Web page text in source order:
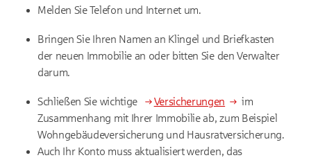
Melden Sie Telefon und Internet um.
Bringen Sie Ihren Namen an Klingel und Briefkasten
der neuen Immobilie an oder bitten Sie den Verwalter
darum.
Schließen Sie wichtige Versicherungen
im
Zusammenhang mit Ihrer Immobilie ab, zum Beispiel
Wohngebäudeversicherung und Hausratversicherung.
Auch Ihr Konto muss aktualisiert werden, das